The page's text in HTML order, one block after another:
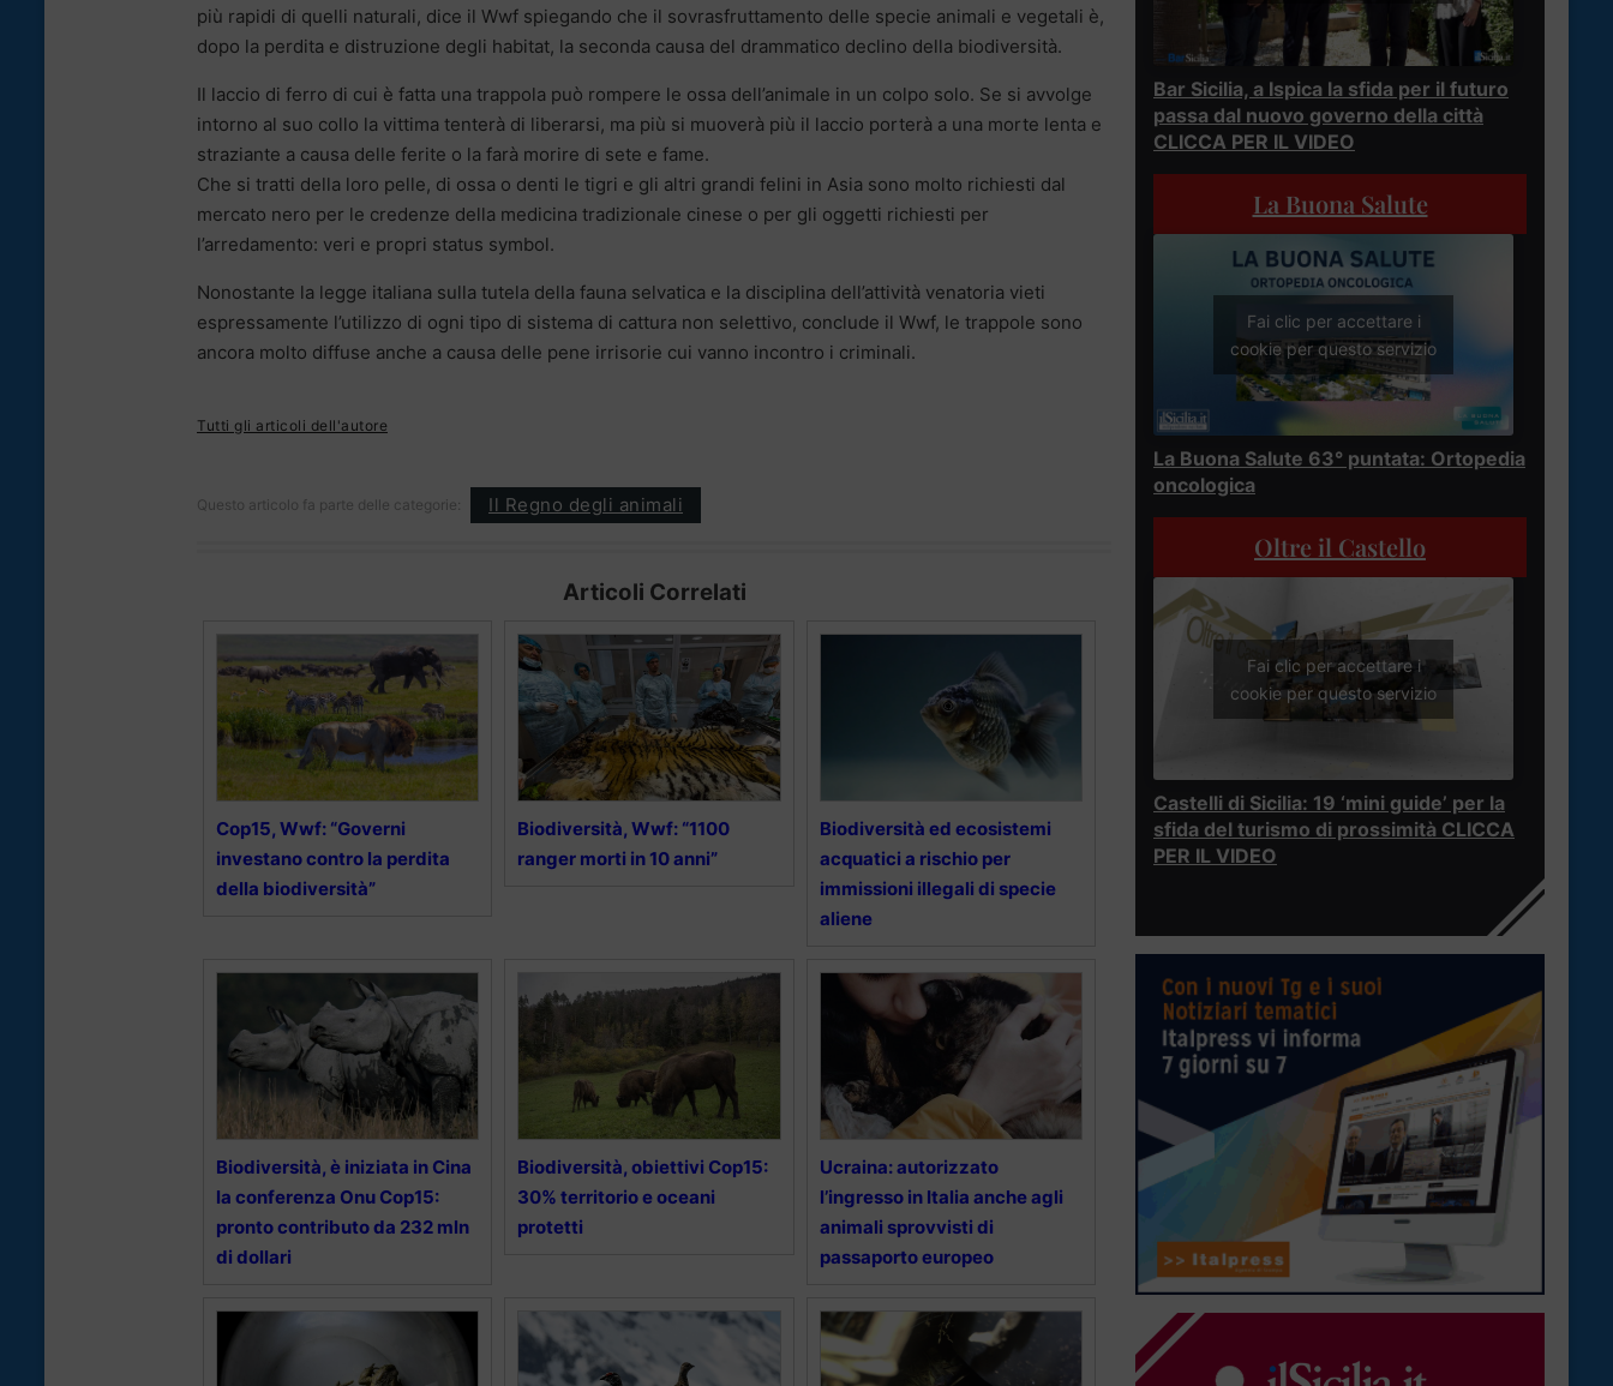
più rapidi di quelli naturali, dice il Wwf spiegando che il sovrasfruttamento delle specie animali e vegetali è,
dopo la perdita e distruzione degli habitat, la seconda causa del drammatico declino della biodiversità.
Il laccio di ferro di cui è fatta una trappola può rompere le ossa dell’animale in un colpo solo. Se si avvolge
intorno al suo collo la vittima tenterà di liberarsi, ma più si muoverà più il laccio porterà a una morte lenta e
straziante a causa delle ferite o la farà morire di sete e fame.
Che si tratti della loro pelle, di ossa o denti le tigri e gli altri grandi felini in Asia sono molto richiesti dal
mercato nero per le credenze della medicina tradizionale cinese o per gli oggetti richiesti per
l’arredamento: veri e propri status symbol.
Nonostante la legge italiana sulla tutela della fauna selvatica e la disciplina dell’attività venatoria vieti
espressamente l’utilizzo di ogni tipo di sistema di cattura non selettivo, conclude il Wwf, le trappole sono
ancora molto diffuse anche a causa delle pene irrisorie cui vanno incontro i criminali.
Tutti gli articoli dell'autore
Questo articolo fa parte delle categorie: Il Regno degli animali
Articoli Correlati
Cop15, Wwf: “Governi
investano contro la perdita
della biodiversità”
Biodiversità, Wwf: “1100
ranger morti in 10 anni”
Biodiversità ed ecosistemi
acquatici a rischio per
immissioni illegali di specie
aliene
Biodiversità, è iniziata in Cina
la conferenza Onu Cop15:
pronto contributo da 232 mln
di dollari
Biodiversità, obiettivi Cop15:
30% territorio e oceani
protetti
Ucraina: autorizzato
l’ingresso in Italia anche agli
animali sprovvisti di
passaporto europeo
Bar Sicilia, a Ispica la sfida per il futuro
passa dal nuovo governo della città
CLICCA PER IL VIDEO
La Buona Salute
Fai clic per accettare i
cookie per questo servizio
La Buona Salute 63° puntata: Ortopedia
oncologica
Oltre il Castello
Fai clic per accettare i
cookie per questo servizio
Castelli di Sicilia: 19 ‘mini guide’ per la
sfida del turismo di prossimità CLICCA
PER IL VIDEO